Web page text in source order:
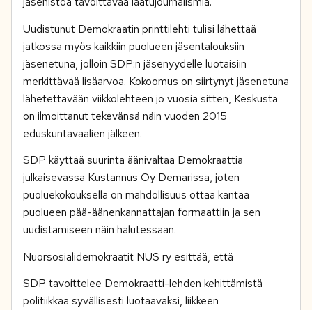
Uudistunut Demokraatin printtilehti tulisi lähettää
jatkossa myös kaikkiin puolueen jäsentalouksiin
jäsenetuna, jolloin SDP:n jäsenyydelle luotaisiin
merkittävää lisäarvoa. Kokoomus on siirtynyt jäsenetuna
lähetettävään viikkolehteen jo vuosia sitten, Keskusta
on ilmoittanut tekevänsä näin vuoden 2015
eduskuntavaalien jälkeen.
SDP käyttää suurinta äänivaltaa Demokraattia
julkaisevassa Kustannus Oy Demarissa, joten
puoluekokouksella on mahdollisuus ottaa kantaa
puolueen pää-äänenkannattajan formaattiin ja sen
uudistamiseen näin halutessaan.
Nuorsosialidemokraatit NUS ry esittää, että
SDP tavoittelee Demokraatti-lehden kehittämistä
politiikkaa syvällisesti luotaavaksi, liikkeen